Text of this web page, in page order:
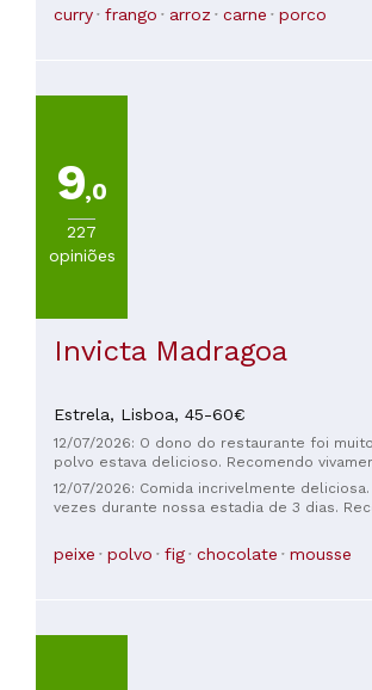
curry frango arroz carne porco
9,0
227
opiniões
Invicta Madragoa
Estrela, Lisboa, 45-60€
12/07/2026: O dono do restaurante foi
polvo estava delicioso. Recomendo
tem um sabor único! O aroma da morcela,
um toque de cominho — é incrível!
12/07/2026: Comida incrivelmente
vezes durante nossa estadia de 3 dias.
variedade da comida eram maravilhosas.
peixe polvo fig chocolate mousse